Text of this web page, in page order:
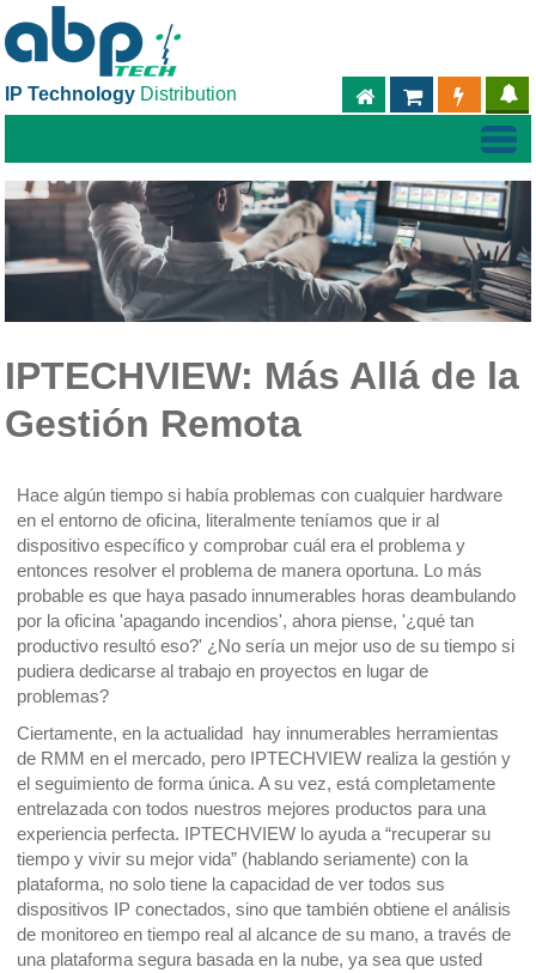
IP Technology Distribution PARTNER
ABPTECH.COM
IPTECHVIEW: Más Allá de la
Gestión Remota
Hace algún tiempo si había problemas con cualquier hardware
en el entorno de oficina, literalmente teníamos que ir al
dispositivo específico y comprobar cuál era el problema y
entonces resolver el problema de manera oportuna. Lo más
probable es que haya pasado innumerables horas deambulando
por la oficina 'apagando incendios', ahora piense, '¿qué tan
productivo resultó eso?' ¿No sería un mejor uso de su tiempo si
pudiera dedicarse al trabajo en proyectos en lugar de
problemas?
Ciertamente, en la actualidad hay innumerables herramientas
de RMM en el mercado, pero IPTECHVIEW realiza la gestión y
el seguimiento de forma única. A su vez, está completamente
entrelazada con todos nuestros mejores productos para una
experiencia perfecta. IPTECHVIEW lo ayuda a “recuperar su
tiempo y vivir su mejor vida” (hablando seriamente) con la
plataforma, no solo tiene la capacidad de ver todos sus
dispositivos IP conectados, sino que también obtiene el análisis
de monitoreo en tiempo real al alcance de su mano, a través de
una plataforma segura basada en la nube, ya sea que usted